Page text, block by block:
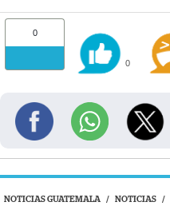
0
0
NOTICIAS GUATEMALA / NOTICIAS /